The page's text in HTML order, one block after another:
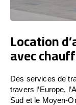
Location
avec
Des services de
travers l’Europe,
Sud et le Moyen-